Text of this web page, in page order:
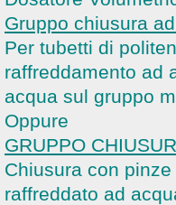
Gruppo chiusura
Per tubetti di
raffreddamento ad
acqua sul gruppo
Oppure
GRUPPO
Chiusura con
raffreddato ad